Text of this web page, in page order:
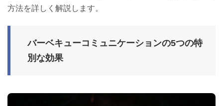
方法を詳しく解説します。
バーベキューコミュニケーションの5つの特
別な効果